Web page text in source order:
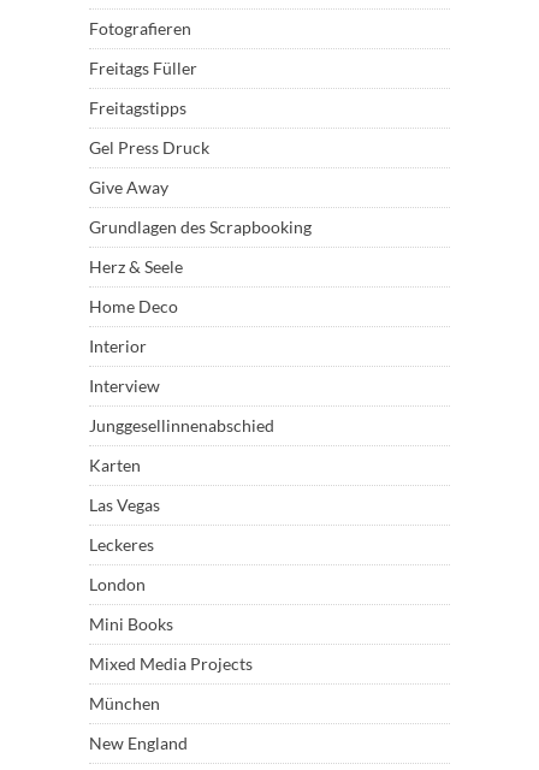
Fotografieren
Freitags Füller
Freitagstipps
Gel Press Druck
Give Away
Grundlagen des Scrapbooking
Herz & Seele
Home Deco
Interior
Interview
Junggesellinnenabschied
Karten
Las Vegas
Leckeres
London
Mini Books
Mixed Media Projects
München
New England